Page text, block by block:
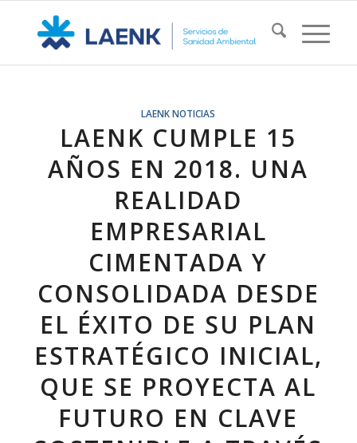
LAENK NOTICIAS
LAENK CUMPLE 15
AÑOS EN 2018. UNA
REALIDAD
EMPRESARIAL
CIMENTADA Y
CONSOLIDADA DESDE
EL ÉXITO DE SU PLAN
ESTRATÉGICO INICIAL,
QUE SE PROYECTA AL
FUTURO EN CLAVE